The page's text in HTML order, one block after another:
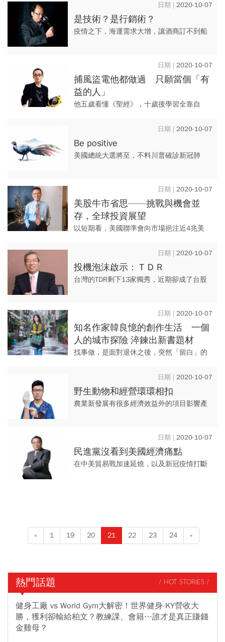
2020-10-07
是技術？是行銷術？
疫情之下，海運需求大增，讓酒商訂不到船
2020-10-07
捕風盜電他都做過 只願當個「有
益的人」
他五歲看懂《聖經》，十歲後學習全靠自
他都有份，他生活得如此精采，是因為保有
全面的好奇心，認為學問都是交...
2020-10-07
Be positive
美國總統大選將至，不料川普確診新冠肺
2020-10-07
美股牛市省思——挑戰與機會並
存，全球投資展望
以短期看，美國聯準會向市場挹注近4兆美
長期來看，雖數據尚未明朗，但在資金寬鬆
與科技股強勁之下，或有波動...
2020-10-07
投機泡沫啟示：ＴＤＲ
台灣的TDR剩下13家獨秀，近期卻成了台股
2020-10-07
知名作家韓良憶的創作生活 一個
人的城市探險 淬鍊出新書題材
找事做，是面對退休之後，突然「留白」的
小事，也是韓良憶始終「退而不休」的活
動。
2020-10-07
野生動物和經營環環相扣
農業新發展有很多經濟效益外的項目影響產
2020-10-07
民進黨沒看到美國經濟痛點
在中美貿易戰加速延燒，以及新冠疫情打斷
« 1 19 20 21 22 23 24 »
熱門話題 / HOT STORIES /
健身工廠 vs World Gym大解密！世界健身-KY營收大
勝，獲利卻輸給柏文？教練課、會籍…誰才是真正賺錢
金雞母？